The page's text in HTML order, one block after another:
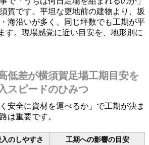
賀です。平坦な更地前の建物より、坂
海沿いが多く、同じ坪数でも工期が平
す。現場感覚に近い目安を、地形別に
低差が横須賀足場工期目安を
スピードのひみつ
安全に資材を運べるか」で工期が決ま
は重要です。
のしやすさ
工期への影響の目安